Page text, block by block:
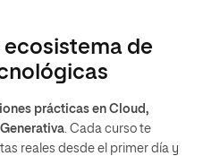
ecosistema de
prácticas en Cloud,
. Cada curso te
reales desde el primer día y